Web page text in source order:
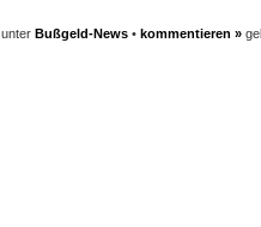
Bußgeld-News • kommentieren »